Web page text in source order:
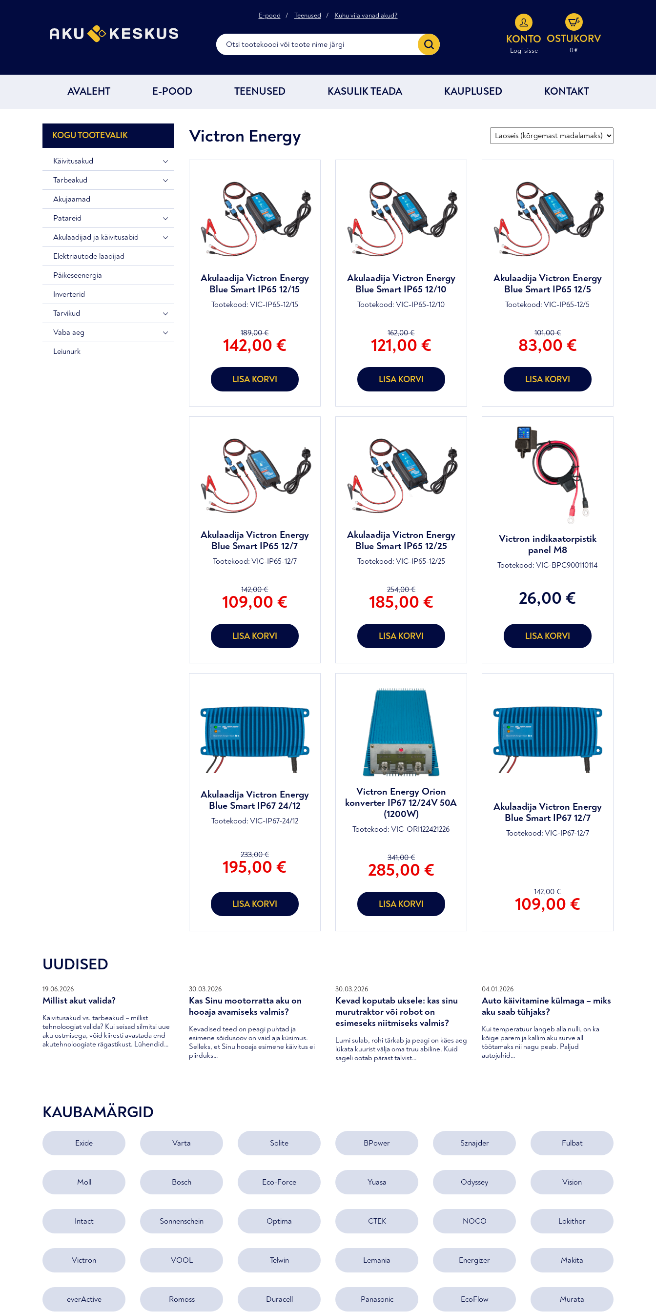
E-pood Teenused Kuhu viia vanad akud?
KONTO
Logi sisse
OSTUKORV
0 €
AVALEHT E-POOD TEENUSED KASULIK TEADA KAUPLUSED KONTAKT
KOGU TOOTEVALIK
Käivitusakud
Tarbeakud
Akujaamad
Patareid
Akulaadijad ja käivitusabid
Elektriautode laadijad
Päikeseenergia
Inverterid
Tarvikud
Vaba aeg
Leiunurk
Victron Energy
Akulaadija Victron Energy
Blue Smart IP65 12/15
Tootekood: VIC-IP65-12/15
189,00€
Algne
oli:
189,00 €.
142,00 € Praegune
142,00 €.
LISA KORVI
Akulaadija Victron Energy
Blue Smart IP65 12/10
Tootekood:VIC-IP65-12/10
162,00€
Algne
oli:
162,00 €.
121,00 € Praegune
121,00 €.
LISA KORVI
Akulaadija Victron Energy
Blue Smart IP65 12/5
Tootekood:VIC-IP65-12/5
101,00€
Algne
oli:
101,00 €.
83,00 €
LISA KORVI
Akulaadija Victron Energy
Blue Smart IP65 12/7
Tootekood: VIC-IP65-12/7
142,00€
Algne
oli:
142,00 €.
109,00 € Praegune
109,00 €.
LISA KORVI
Akulaadija Victron Energy
Blue Smart IP65 12/25
Tootekood: VIC-IP65-12/25
254,00€
Algne
oli:
254,00 €.
185,00 € Praegune
185,00 €.
LISA KORVI
Victron indikaatorpistik
panel M8
Tootekood:VIC-BPC900110114
26,00€
LISA KORVI
Akulaadija Victron Energy
Blue Smart IP67 24/12
Tootekood: VIC-IP67-24/12
233,00€
Algne
233,00 €.
195,00€ Praegune
195,00 €.
LISA KORVI
Victron Energy Orion
konverter IP67 12/24V 50A
(1200W)
Tootekood:VIC-ORI122421226
341,00€
Algne
oli:
341,00 €.
285,00 €
285,00 €.
LISA KORVI
Akulaadija Victron Energy
Blue Smart IP67 12/7
Tootekood: VIC-IP67-12/7
142,00€
Algne
oli:
109,00 €
on:
UUDISED
19.06.2026
Millist akut valida?
Käivitusakud vs. tarbeakud – millist
tehnoloogiat valida? Kui seisad silmitsi uue
aku ostmisega, võid kiiresti avastada end
akutehnoloogiate rägastikust. Lühendid…
30.03.2026
Kas Sinu mootorratta aku on
hooaja avamiseks valmis?
Kevadised teed on peagi puhtad ja
esimene sõidusoov on vaid aja küsimus.
Selleks, et Sinu hooaja esimene käivitus ei
piirduks…
30.03.2026
Kevad koputab uksele: kas sinu
murutraktor või robot on
esimeseks niitmiseks valmis?
Lumi sulab, rohi tärkab ja peagi on käes aeg
lükata kuurist välja oma truu abiline. Kuid
sageli ootab pärast talvist…
04.01.2026
Auto käivitamine külmaga – miks
aku saab tühjaks?
Kui temperatuur langeb alla nulli, on ka
kõige parem ja kallim aku surve all
töötamaks nii nagu peab. Paljud
autojuhid…
KAUBAMÄRGID
Exide Varta Solite BPower Sznajder Fulbat
Moll Bosch Eco-Force Yuasa Odyssey Vision
Intact Sonnenschein Optima CTEK NOCO Lokithor
Victron VOOL Telwin Lemania Energizer Makita
everActive Romoss Duracell Panasonic EcoFlow Murata